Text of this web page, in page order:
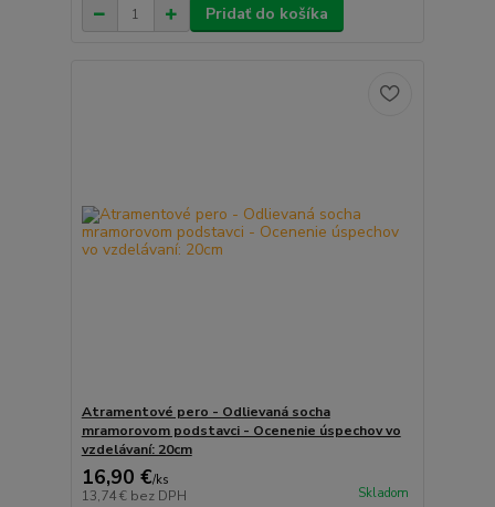
Pridať do košíka
Atramentové pero - Odlievaná socha
mramorovom podstavci - Ocenenie úspechov vo
vzdelávaní: 20cm
16,90 €/ks
13,74 € bez DPH Skladom